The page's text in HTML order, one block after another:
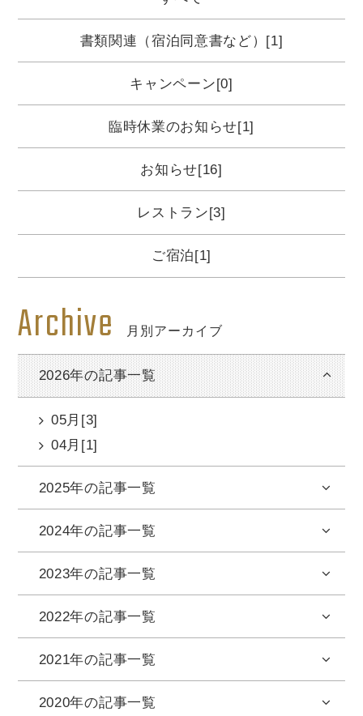
書類関連（宿泊同意書など）[1]
キャンペーン[0]
臨時休業のお知らせ[1]
お知らせ[16]
レストラン[3]
ご宿泊[1]
Archive 月別アーカイブ
2026年の記事一覧
05月[3]
04月[1]
2025年の記事一覧
2024年の記事一覧
2023年の記事一覧
2022年の記事一覧
2021年の記事一覧
2020年の記事一覧